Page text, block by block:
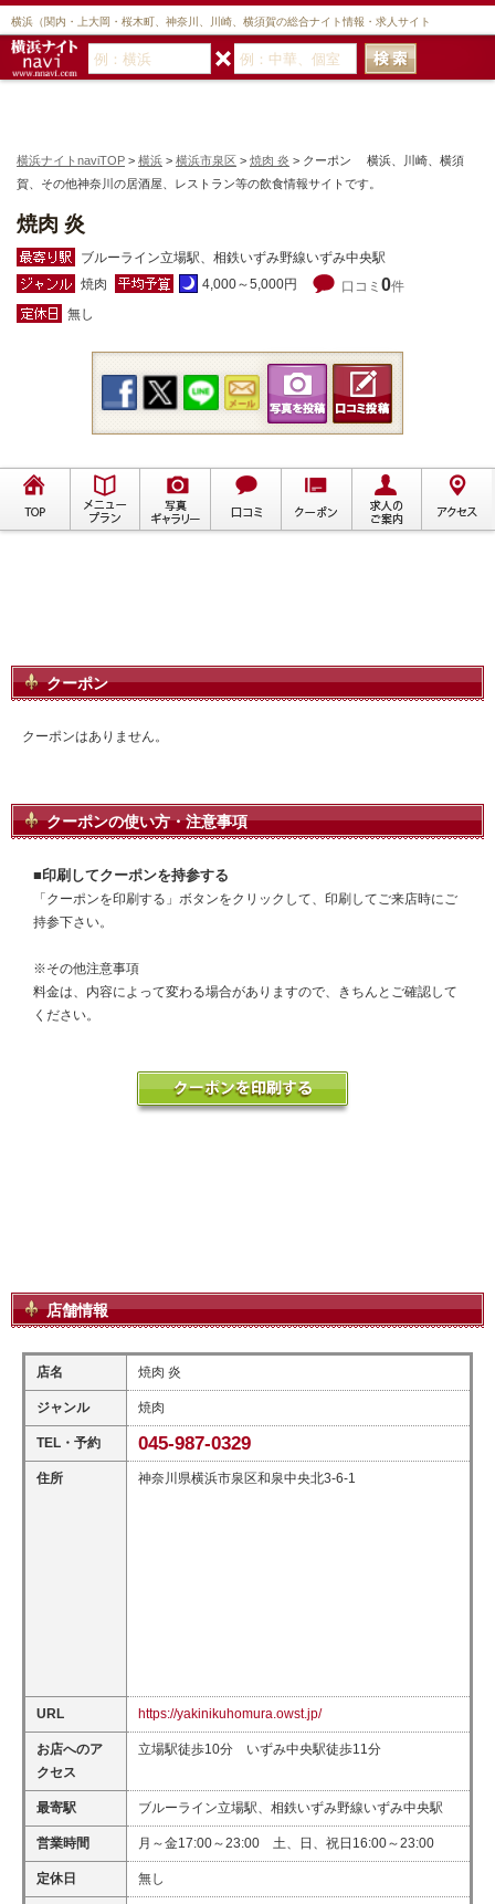
横浜（関内・上大岡・桜木町、神奈川、川崎、横須賀の総合ナイト情報・求人サイト
横浜ナイトnaviTOP > 横浜 > 横浜市泉区 > 焼肉 炎 > クーポン 横浜、川崎、横須
賀、その他神奈川の居酒屋、レストラン等の飲食情報サイトです。
焼肉 炎
ブルーライン立場駅、相鉄いずみ野線いずみ中央駅
焼肉
4,000～5,000円 口コミ 0件
無し
クーポン
クーポンはありません。
クーポンの使い方・注意事項
■印刷してクーポンを持参する
「クーポンを印刷する」ボタンをクリックして、印刷してご来店時にご
持参下さい。
※その他注意事項
料金は、内容によって変わる場合がありますので、きちんとご確認して
ください。
店舗情報
店名 焼肉 炎
ジャンル 焼肉
TEL・予約 045-987-0329
住所 神奈川県横浜市泉区和泉中央北3-6-1
URL https://yakinikuhomura.owst.jp/
お店へのア
クセス
立場駅徒歩10分 いずみ中央駅徒歩11分
最寄駅 ブルーライン立場駅、相鉄いずみ野線いずみ中央駅
営業時間 月～金17:00～23:00 土、日、祝日16:00～23:00
定休日 無し